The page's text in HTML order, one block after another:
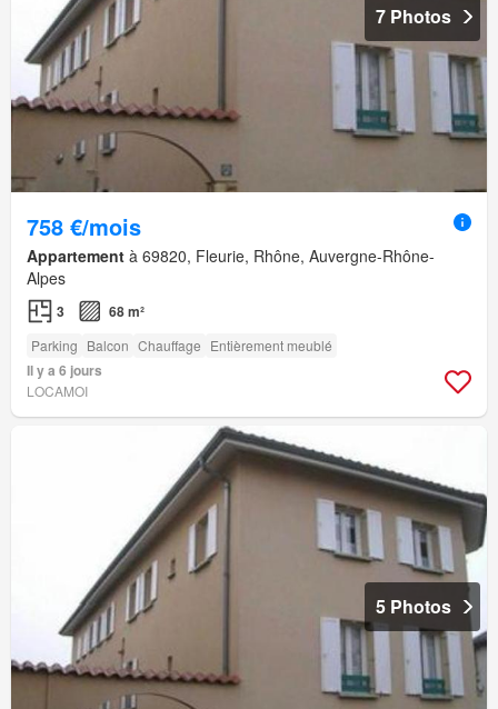
7 Photos
758 €/mois
Appartement à 69820, Fleurie, Rhône, Auvergne-Rhône-
Alpes
3 68 m²
Parking Balcon Chauffage Entièrement meublé
Il y a 6 jours
LOCAMOI
5 Photos